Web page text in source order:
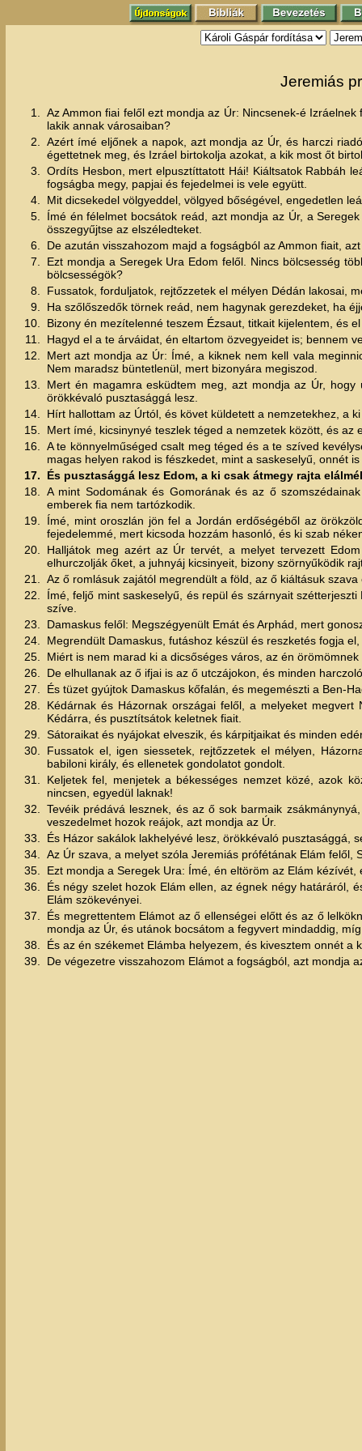
Jeremiás
1.
Az Ammon fiai felől ezt mondja az Úr: Nincsenek-é
lakik annak városaiban?
2.
Azért ímé eljőnek a napok, azt mondja az Úr, és harczi
égettetnek meg, és Izráel birtokolja azokat, a kik most őt
3.
Ordíts Hesbon, mert elpusztíttatott Hái! Kiáltsatok Rabbáh
fogságba megy, papjai és fejedelmei is vele együtt.
4.
Mit dicsekedel völgyeddel, völgyed bőségével, engedetlen
5.
Ímé én félelmet bocsátok reád, azt mondja az Úr, a
összegyűjtse az elszéledteket.
6.
De azután visszahozom majd a fogságból az Ammon fiait,
7.
Ezt mondja a Seregek Ura Edom felől. Nincs bölcsesség
bölcsességök?
8.
Fussatok, forduljatok, rejtőzzetek el mélyen Dédán lakosai,
9.
Ha szőlőszedők törnek reád, nem hagynak gerezdeket, ha
10.
Bizony én mezítelenné teszem Ézsaut, titkait kijelentem, és
11.
Hagyd el a te árváidat, én eltartom özvegyeidet is; bennem
12.
Mert azt mondja az Úr: Ímé, a kiknek nem kell vala
Nem maradsz büntetlenül, mert bizonyára megiszod.
13.
Mert én magamra esküdtem meg, azt mondja az Úr,
örökkévaló pusztasággá lesz.
14.
Hírt hallottam az Úrtól, és követ küldetett a nemzetekhez, a
15.
Mert ímé, kicsinynyé teszlek téged a nemzetek között, és az
16.
A te könnyelműséged csalt meg téged és a te szíved
magas helyen rakod is fészkedet, mint a saskeselyű, onnét
17.
És pusztasággá lesz Edom, a ki csak átmegy rajta
18.
A mint Sodomának és Gomorának és az ő
emberek fia nem tartózkodik.
19.
Ímé, mint oroszlán jön fel a Jordán erdőségéből az
fejedelemmé, mert kicsoda hozzám hasonló, és ki szab
20.
Halljátok meg azért az Úr tervét, a melyet tervezett
elhurczolják őket, a juhnyáj kicsinyeit, bizony szörnyűködik
21.
Az ő romlásuk zajától megrendült a föld, az ő kiáltásuk
22.
Ímé, feljő mint saskeselyű, és repül és szárnyait
szíve.
23.
Damaskus felől: Megszégyenült Emát és Arphád, mert
24.
Megrendült Damaskus, futáshoz készül és reszketés fogja
25.
Miért is nem marad ki a dicsőséges város, az én örömömnek
26.
De elhullanak az ő ifjai is az ő utczájokon, és minden
27.
És tüzet gyújtok Damaskus kőfalán, és megemészti a Ben-
28.
Kédárnak és Házornak országai felől, a melyeket
Kédárra, és pusztítsátok keletnek fiait.
29.
Sátoraikat és nyájokat elveszik, és kárpitjaikat és minden
30.
Fussatok el, igen siessetek, rejtőzzetek el mélyen,
babiloni király, és ellenetek gondolatot gondolt.
31.
Keljetek fel, menjetek a békességes nemzet közé, azok
nincsen, egyedül laknak!
32.
Tevéik prédává lesznek, és az ő sok barmaik
veszedelmet hozok reájok, azt mondja az Úr.
33.
És Házor sakálok lakhelyévé lesz, örökkévaló pusztasággá,
34.
Az Úr szava, a melyet szóla Jeremiás prófétának Elám
35.
Ezt mondja a Seregek Ura: Ímé, én eltöröm az Elám kézívét,
36.
És négy szelet hozok Elám ellen, az égnek négy határáról,
Elám szökevényei.
37.
És megrettentem Elámot az ő ellenségei előtt és az ő
mondja az Úr, és utánok bocsátom a fegyvert mindaddig,
38.
És az én székemet Elámba helyezem, és kivesztem onnét a
39.
De végezetre visszahozom Elámot a fogságból, azt mondja